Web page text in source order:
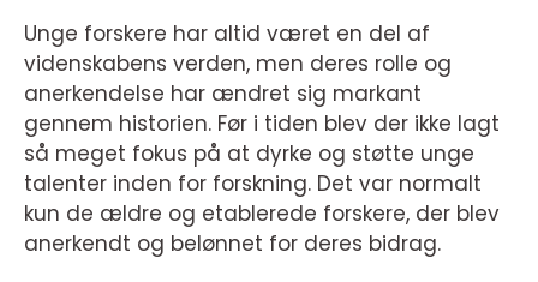
Unge forskere har altid været en del af
videnskabens verden, men deres rolle og
anerkendelse har ændret sig markant
gennem historien. Før i tiden blev der ikke lagt
så meget fokus på at dyrke og støtte unge
talenter inden for forskning. Det var normalt
kun de ældre og etablerede forskere, der blev
anerkendt og belønnet for deres bidrag.